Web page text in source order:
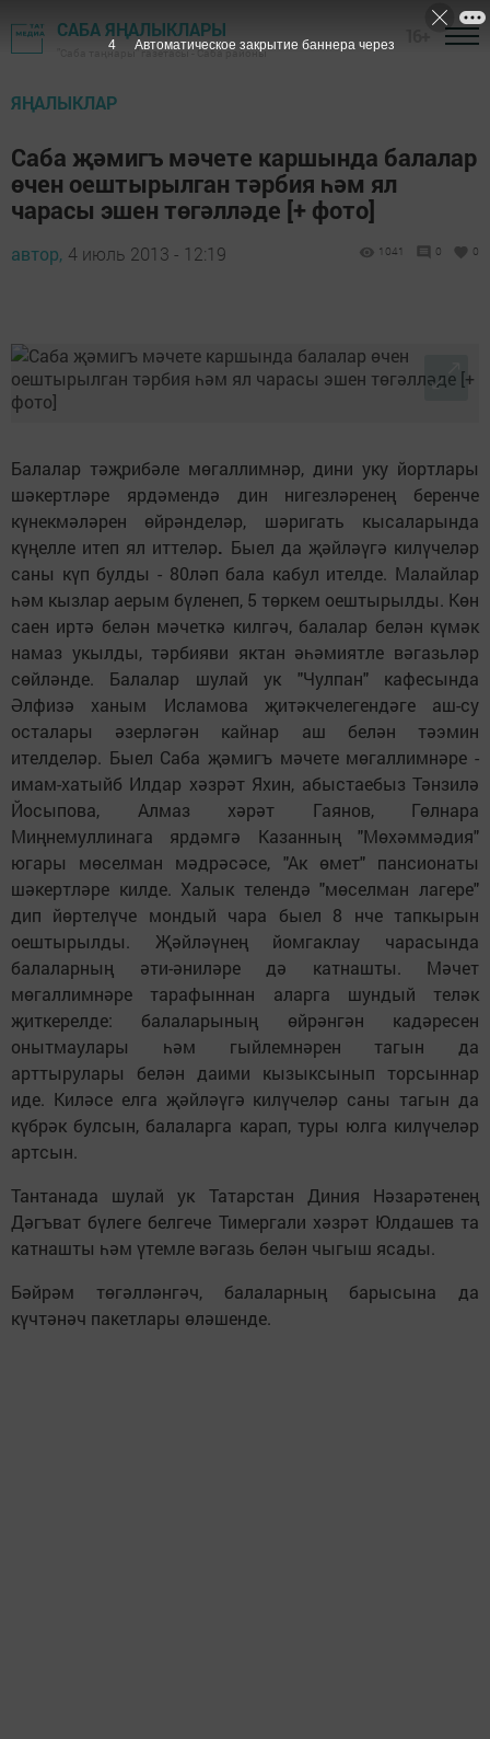
САБА ЯҢАЛЫКЛАРЫ
"Саба таңнары" газетасы - Саба районы
ЯҢАЛЫКЛАР
Саба җәмигъ мәчете каршында балалар
өчен оештырылган тәрбия һәм ял
чарасы эшен төгәлләде [+ фото]
автор, 4 июль 2013 - 12:19 1041 0 0
Балалар тәҗрибәле мөгаллимнәр, дини уку йортлары
шәкертләре ярдәмендә дин нигезләренең беренче
күнекмәләрен өйрәнделәр, шәригать кысаларында
күңелле итеп ял иттеләр. Быел да җәйләүгә килүчеләр
саны күп булды - 80ләп бала кабул ителде. Малайлар
һәм кызлар аерым бүленеп, 5 төркем оештырылды. Көн
саен иртә белән мәчеткә килгәч, балалар белән күмәк
намаз укылды, тәрбияви яктан әһәмиятле вәгазьләр
сөйләнде. Балалар шулай ук "Чулпан" кафесында
Әлфизә ханым Исламова җитәкчелегендәге аш-су
осталары әзерләгән кайнар аш белән тәэмин
ителделәр. Быел Саба җәмигъ мәчете мөгаллимнәре -
имам-хатыйб Илдар хәзрәт Яхин, абыстаебыз Тәнзилә
Йосыпова, Алмаз хәрәт Гаянов, Гөлнара
Миңнемуллинага ярдәмгә Казанның "Мөхәммәдия"
югары мөселман мәдрәсәсе, "Ак өмет" пансионаты
шәкертләре килде. Халык телендә "мөселман лагере"
дип йөртелүче мондый чара быел 8 нче тапкырын
оештырылды. Җәйләүнең йомгаклау чарасында
балаларның әти-әниләре дә катнашты. Мәчет
мөгаллимнәре тарафыннан аларга шундый теләк
җиткерелде: балаларының өйрәнгән кадәресен
онытмаулары һәм гыйлемнәрен тагын да
арттырулары белән даими кызыксынып торсыннар
иде. Киләсе елга җәйләүгә килүчеләр саны тагын да
күбрәк булсын, балаларга карап, туры юлга килүчеләр
артсын.
Тантанада шулай ук Татарстан Диния Нәзарәтенең
Дәгъват бүлеге белгече Тимергали хәзрәт Юлдашев та
катнашты һәм үтемле вәгазь белән чыгыш ясады.
Бәйрәм төгәлләнгәч, балаларның барысына да
күчтәнәч пакетлары өләшенде.
3 Автоматическое закрытие баннера через